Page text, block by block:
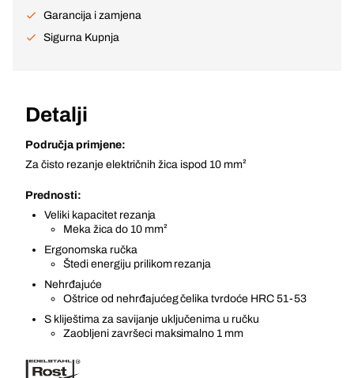
Garancija i zamjena
Sigurna Kupnja
Detalji
Područja primjene:
Za čisto rezanje električnih žica ispod 10 mm²
Prednosti:
Veliki kapacitet rezanja
Meka žica do 10 mm²
Ergonomska ručka
Štedi energiju prilikom rezanja
Nehrđajuće
Oštrice od nehrđajućeg čelika tvrdoće HRC 51-53
S kliještima za savijanje uključenima u ručku
Zaobljeni završeci maksimalno 1 mm